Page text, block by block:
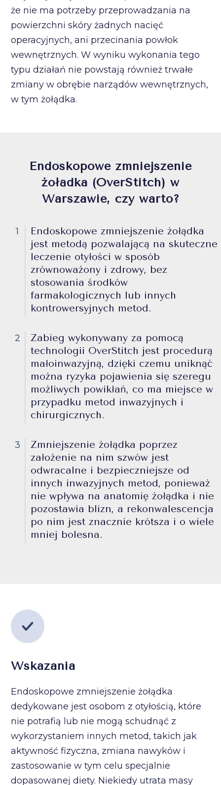
że nie ma potrzeby przeprowadzania na
powierzchni skóry żadnych nacięć
operacyjnych, ani przecinania powłok
wewnętrznych. W wyniku wykonania tego
typu działań nie powstają również trwałe
zmiany w obrębie narządów wewnętrznych,
w tym żołądka.
Endoskopowe zmniejszenie
żołądka (OverStitch) w
Warszawie, czy warto?
1
Endoskopowe zmniejszenie żołądka
jest metodą pozwalającą na skuteczne
leczenie otyłości w sposób
zrównoważony i zdrowy, bez
stosowania środków
farmakologicznych lub innych
kontrowersyjnych metod.
2
Zabieg wykonywany za pomocą
technologii OverStitch jest procedurą
małoinwazyjną, dzięki czemu uniknąć
można ryzyka pojawienia się szeregu
możliwych powikłań, co ma miejsce w
przypadku metod inwazyjnych i
chirurgicznych.
3
Zmniejszenie żołądka poprzez
założenie na nim szwów jest
odwracalne i bezpieczniejsze od
innych inwazyjnych metod, ponieważ
nie wpływa na anatomię żołądka i nie
pozostawia blizn, a rekonwalescencja
po nim jest znacznie krótsza i o wiele
mniej bolesna.
Wskazania
Endoskopowe zmniejszenie żołądka
dedykowane jest osobom z otyłością, które
nie potrafią lub nie mogą schudnąć z
wykorzystaniem innych metod, takich jak
aktywność fizyczna, zmiana nawyków i
zastosowanie w tym celu specjalnie
dopasowanej diety. Niekiedy utrata masy